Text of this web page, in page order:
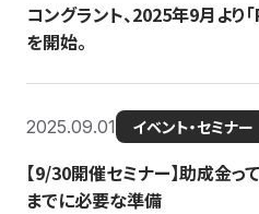
コングラント、2025年9月より
を開始。
2025.09.01 イベント・セミナー
【9/30開催セミナー】助成金っ
までに必要な準備